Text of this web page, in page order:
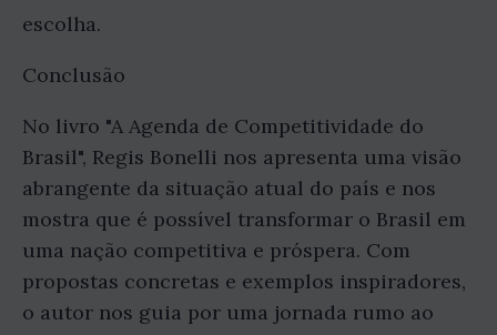
escolha.
Conclusão
No livro "A Agenda de Competitividade do
Brasil", Regis Bonelli nos apresenta uma visão
abrangente da situação atual do país e nos
mostra que é possível transformar o Brasil em
uma nação competitiva e próspera. Com
propostas concretas e exemplos inspiradores,
o autor nos guia por uma jornada rumo ao